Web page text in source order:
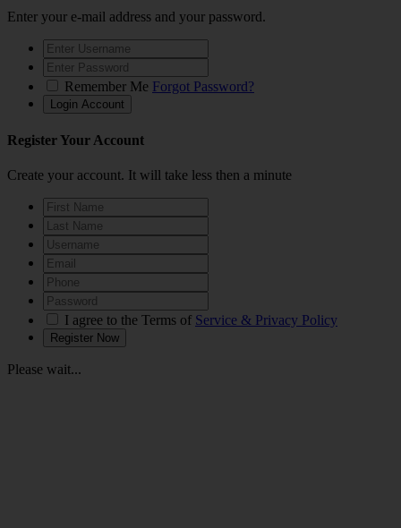
Enter your e-mail address and your password.
Remember Me Forgot Password?
Register Your Account
Create your account. It will take less then a minute
I agree to the Terms of Service & Privacy Policy
Please wait...